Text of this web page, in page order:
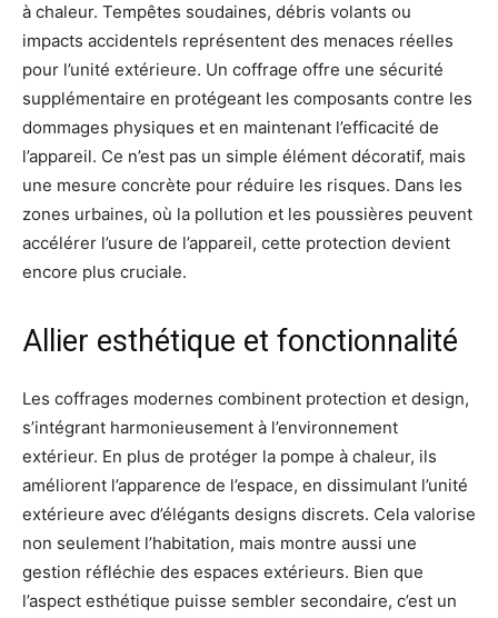
à chaleur. Tempêtes soudaines, débris volants ou
impacts accidentels représentent des menaces réelles
pour l’unité extérieure. Un coffrage offre une sécurité
supplémentaire en protégeant les composants contre les
dommages physiques et en maintenant l’efficacité de
l’appareil. Ce n’est pas un simple élément décoratif, mais
une mesure concrète pour réduire les risques. Dans les
zones urbaines, où la pollution et les poussières peuvent
accélérer l’usure de l’appareil, cette protection devient
encore plus cruciale.
Allier esthétique et fonctionnalité
Les coffrages modernes combinent protection et design,
s’intégrant harmonieusement à l’environnement
extérieur. En plus de protéger la pompe à chaleur, ils
améliorent l’apparence de l’espace, en dissimulant l’unité
extérieure avec d’élégants designs discrets. Cela valorise
non seulement l’habitation, mais montre aussi une
gestion réfléchie des espaces extérieurs. Bien que
l’aspect esthétique puisse sembler secondaire, c’est un